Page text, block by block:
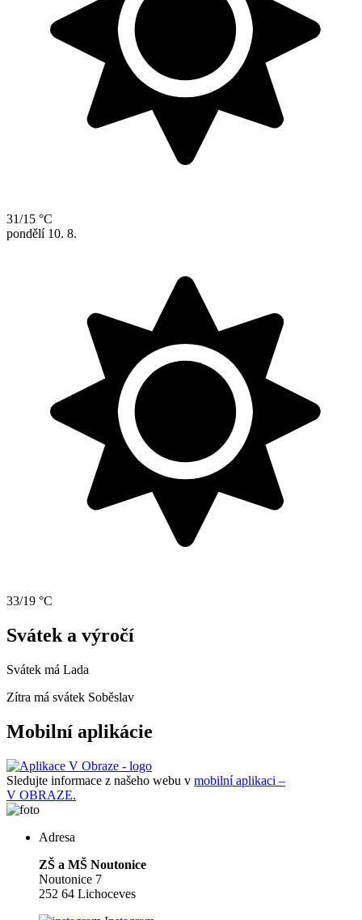
31/15 °C
pondělí 10. 8.
33/19 °C
Svátek a výročí
Svátek má Lada
Zítra má svátek Soběslav
Mobilní aplikácie
Sledujte informace z našeho webu v mobilní aplikaci –
V OBRAZE.
Adresa
ZŠ a MŠ Noutonice
Noutonice 7
252 64 Lichoceves